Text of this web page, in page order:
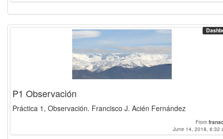
P1 Observación
Práctica 1, Observación. Francisco J. Acién Fernández
From
June 14, 2018, 6:32